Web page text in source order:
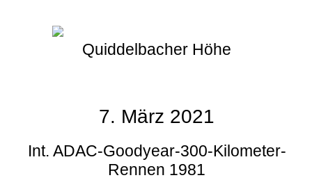
Quiddelbacher Höhe
7. März 2021
Int. ADAC-Goodyear-300-Kilometer-
Rennen 1981